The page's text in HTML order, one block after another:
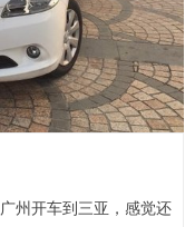
州开车到三亚，感觉还